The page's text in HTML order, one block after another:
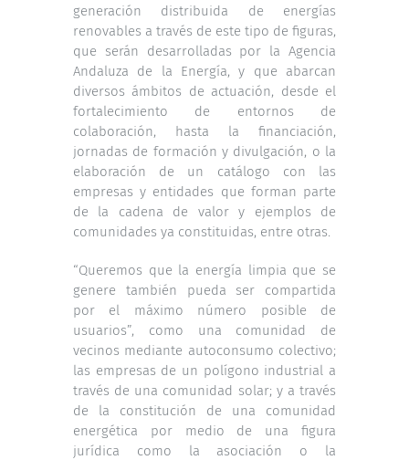
generación distribuida de energías
renovables a través de este tipo de figuras,
que serán desarrolladas por la Agencia
Andaluza de la Energía, y que abarcan
diversos ámbitos de actuación, desde el
fortalecimiento de entornos de
colaboración, hasta la financiación,
jornadas de formación y divulgación, o la
elaboración de un catálogo con las
empresas y entidades que forman parte
de la cadena de valor y ejemplos de
comunidades ya constituidas, entre otras.
“Queremos que la energía limpia que se
genere también pueda ser compartida
por el máximo número posible de
usuarios”, como una comunidad de
vecinos mediante autoconsumo colectivo;
las empresas de un polígono industrial a
través de una comunidad solar; y a través
de la constitución de una comunidad
energética por medio de una figura
jurídica como la asociación o la